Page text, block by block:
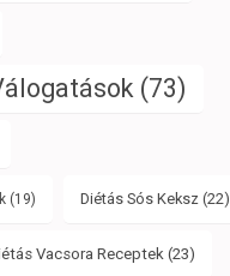
(73)
(19) Diétás Sós Keksz (22)
Vacsora Receptek (23)